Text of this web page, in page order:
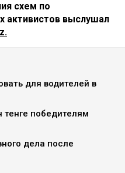
схем по
выслушал
для водителей в
победителям
дела после